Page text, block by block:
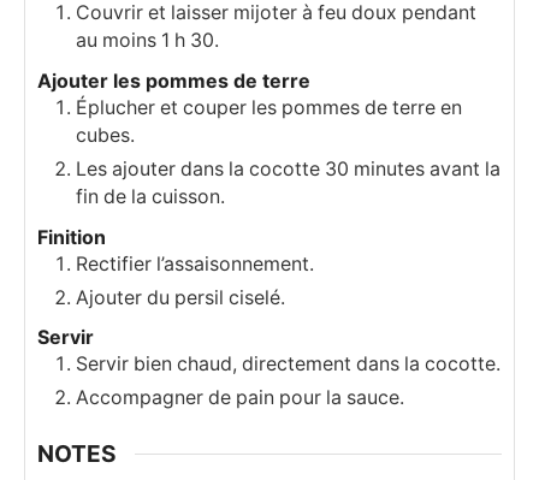
Couvrir et laisser mijoter à feu doux pendant
au moins 1 h 30.
Ajouter les pommes de terre
Éplucher et couper les pommes de terre en
cubes.
Les ajouter dans la cocotte 30 minutes avant la
fin de la cuisson.
Finition
Rectifier l’assaisonnement.
Ajouter du persil ciselé.
Servir
Servir bien chaud, directement dans la cocotte.
Accompagner de pain pour la sauce.
NOTES